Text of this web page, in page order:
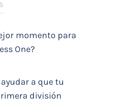
momento para
One?
a que tu
división